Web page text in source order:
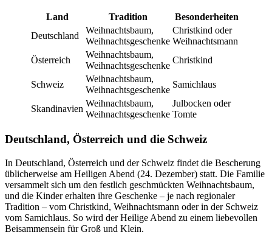
Land Tradition
Besonderheiten
Deutschland
Weihnachtsbaum,
Weihnachtsgeschenke
Christkind oder
Weihnachtsmann
Österreich
Weihnachtsbaum,
Weihnachtsgeschenke
Christkind
Schweiz
Weihnachtsbaum,
Weihnachtsgeschenke
Samichlaus
Skandinavien
Weihnachtsbaum,
Weihnachtsgeschenke
Julbocken oder
Tomte
Deutschland, Österreich und die Schweiz
In Deutschland, Österreich und der Schweiz findet die Bescherung
üblicherweise am Heiligen Abend (24. Dezember) statt. Die Familie
versammelt sich um den festlich geschmückten Weihnachtsbaum,
und die Kinder erhalten ihre Geschenke – je nach regionaler
Tradition – vom Christkind, Weihnachtsmann oder in der Schweiz
vom Samichlaus. So wird der Heilige Abend zu einem liebevollen
Beisammensein für Groß und Klein.